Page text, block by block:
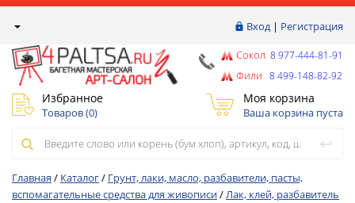
Вход| Регистрация
Сокол 8 977-444-81-91
Фили 8 499-148-82-92
Избранное
Товаров (0)
Моя корзина
Ваша корзина пуста
Главная / Каталог/ Грунт, лаки, масло, разбавители, пасты,
вспомагательные средства для живописи/Лак, клей, разбавитель